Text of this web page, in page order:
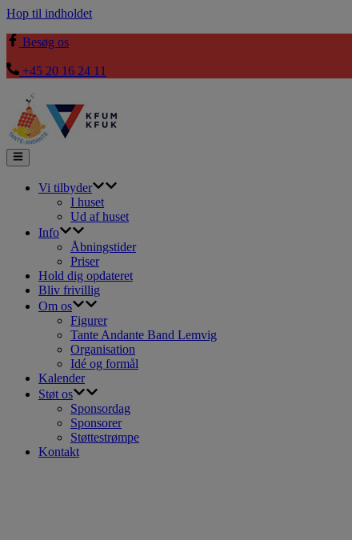
Hop til indholdet
Besøg os
+45 20 16 24 11
Vi tilbyder
I huset
Ud af huset
Info
Åbningstider
Priser
Hold dig opdateret
Bliv frivillig
Om os
Figurer
Tante Andante Band Lemvig
Organisation
Idé og formål
Kalender
Støt os
Sponsordag
Sponsorer
Støttestrømpe
Kontakt